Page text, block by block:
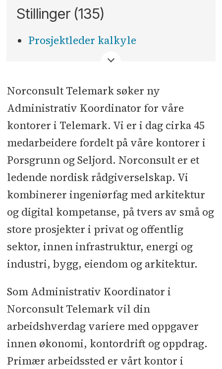
Stillinger (135)
Prosjektleder kalkyle
Norconsult Telemark søker ny
Administrativ Koordinator for våre
kontorer i Telemark. Vi er i dag cirka 45
medarbeidere fordelt på våre kontorer i
Porsgrunn og Seljord. Norconsult er et
ledende nordisk rådgiverselskap. Vi
kombinerer ingeniørfag med arkitektur
og digital kompetanse, på tvers av små og
store prosjekter i privat og offentlig
sektor, innen infrastruktur, energi og
industri, bygg, eiendom og arkitektur.
Som Administrativ Koordinator i
Norconsult Telemark vil din
arbeidshverdag variere med oppgaver
innen økonomi, kontordrift og oppdrag.
Primær arbeidssted er vårt kontor i